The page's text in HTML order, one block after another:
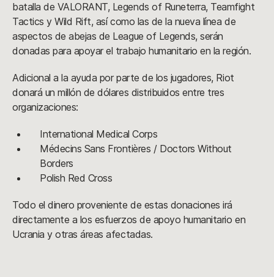
batalla de VALORANT, Legends of Runeterra, Teamfight
Tactics y Wild Rift, así como las de la nueva línea de
aspectos de abejas de League of Legends, serán
donadas para apoyar el trabajo humanitario en la región.
Adicional a la ayuda por parte de los jugadores, Riot
donará un millón de dólares distribuidos entre tres
organizaciones:
International Medical Corps
Médecins Sans Frontières / Doctors Without
Borders
Polish Red Cross
Todo el dinero proveniente de estas donaciones irá
directamente a los esfuerzos de apoyo humanitario en
Ucrania y otras áreas afectadas.